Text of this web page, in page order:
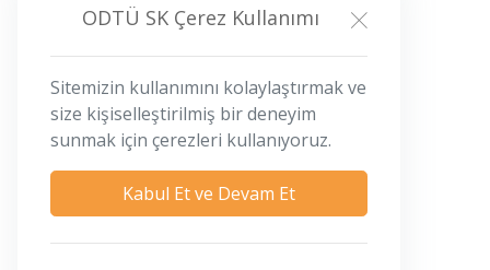
ODTÜ SK Çerez Kullanımı
Sitemizin kullanımını kolaylaştırmak ve
size kişiselleştirilmiş bir deneyim
sunmak için çerezleri kullanıyoruz.
Kabul Et ve Devam Et